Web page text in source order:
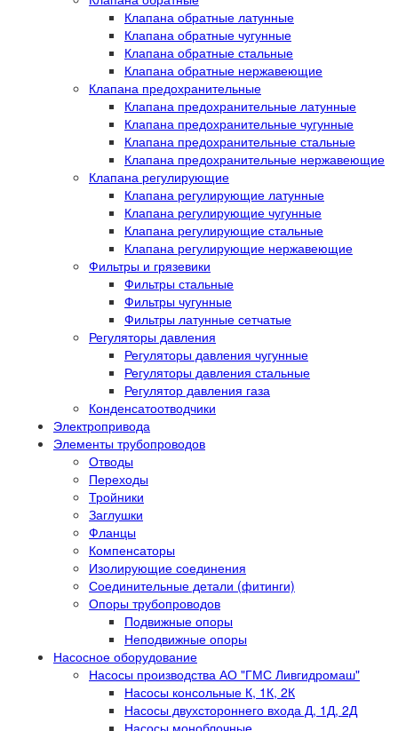
Клапана обратные латунные
Клапана обратные чугунные
Клапана обратные стальные
Клапана обратные нержавеющие
Клапана предохранительные
Клапана предохранительные латунные
Клапана предохранительные чугунные
Клапана предохранительные стальные
Клапана предохранительные нержавеющие
Клапана регулирующие
Клапана регулирующие латунные
Клапана регулирующие чугунные
Клапана регулирующие стальные
Клапана регулирующие нержавеющие
Фильтры и грязевики
Фильтры стальные
Фильтры чугунные
Фильтры латунные сетчатые
Регуляторы давления
Регуляторы давления чугунные
Регуляторы давления стальные
Регулятор давления газа
Конденсатоотводчики
Электропривода
Элементы трубопроводов
Отводы
Переходы
Тройники
Заглушки
Фланцы
Компенсаторы
Изолирующие соединения
Соединительные детали (фитинги)
Опоры трубопроводов
Подвижные опоры
Неподвижные опоры
Насосное оборудование
Насосы производства АО "ГМС Ливгидромаш"
Насосы консольные К, 1К, 2К
Насосы двухстороннего входа Д, 1Д, 2Д